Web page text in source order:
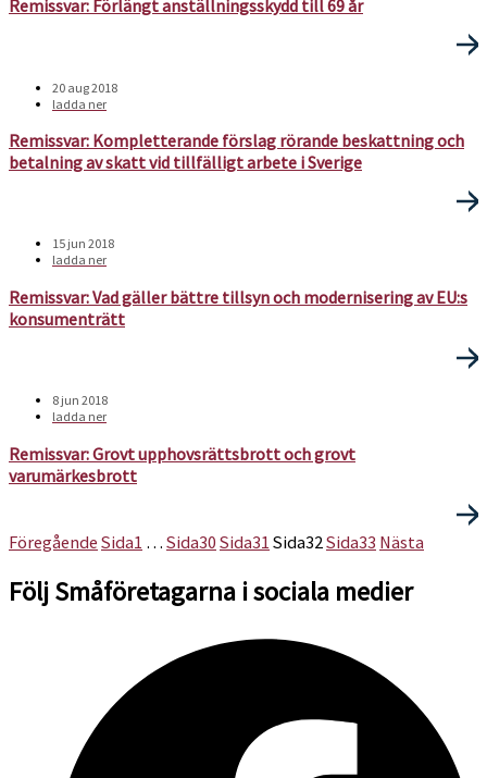
Remissvar: Förlängt anställningsskydd till 69 år
20 aug 2018
ladda ner
Remissvar: Kompletterande förslag rörande beskattning och
betalning av skatt vid tillfälligt arbete i Sverige
15 jun 2018
ladda ner
Remissvar: Vad gäller bättre tillsyn och modernisering av EU:s
konsumenträtt
8 jun 2018
ladda ner
Remissvar: Grovt upphovsrättsbrott och grovt
varumärkesbrott
Föregående Sida1 … Sida30 Sida31 Sida32Sida33 Nästa
Följ Småföretagarna i sociala medier